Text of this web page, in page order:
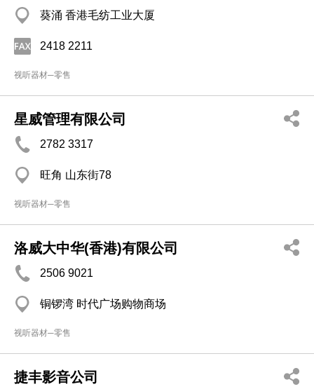
葵涌 香港毛纺工业大厦
2418 2211
视听器材─零售
星威管理有限公司
2782 3317
旺角 山东街78
视听器材─零售
洛威大中华(香港)有限公司
2506 9021
铜锣湾 时代广场购物商场
视听器材─零售
捷丰影音公司